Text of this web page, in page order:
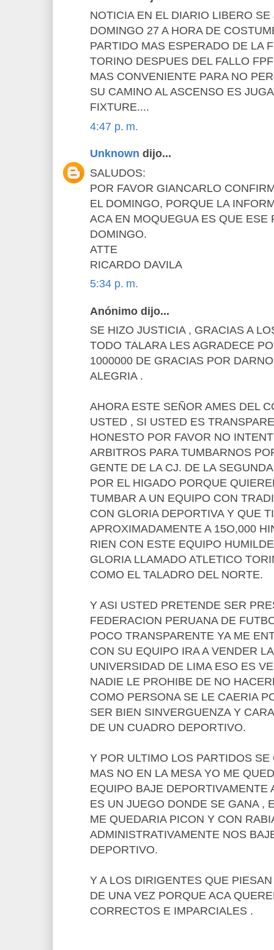
NOTICIA EN EL DIARIO LIBERO
DOMINGO 27 A HORA DE
PARTIDO MAS ESPERADO DE LA
TORINO DESPUES DEL FALLO
MAS CONVENIENTE PARA NO
SU CAMINO AL ASCENSO ES
FIXTURE....
4:47 p. m.
Unknown dijo...
SALUDOS:
POR FAVOR GIANCARLO
EL DOMINGO, PORQUE LA
ACA EN MOQUEGUA ES QUE ESE
DOMINGO.
ATTE
RICARDO DAVILA
5:34 p. m.
Anónimo dijo...
SE HIZO JUSTICIA , GRACIAS A
TODO TALARA LES AGRADECE
1000000 DE GRACIAS POR
ALEGRIA .
AHORA ESTE SEÑOR AMES DEL
USTED , SI USTED ES
HONESTO POR FAVOR NO
ARBITROS PARA TUMBARNOS
GENTE DE LA CJ. DE LA
POR EL HIGADO PORQUE
TUMBAR A UN EQUIPO CON
CON GLORIA DEPORTIVA Y QUE
APROXIMADAMENTE A 15O,000
RIEN CON ESTE EQUIPO
GLORIA LLAMADO ATLETICO
COMO EL TALADRO DEL NORTE.
Y ASI USTED PRETENDE SER
FEDERACION PERUANA DE
POCO TRANSPARENTE YA ME
CON SU EQUIPO IRA A VENDER
UNIVERSIDAD DE LIMA ESO ES
NADIE LE PROHIBE DE NO
COMO PERSONA SE LE CAERIA
SER BIEN SINVERGUENZA Y
DE UN CUADRO DEPORTIVO.
Y POR ULTIMO LOS PARTIDOS
MAS NO EN LA MESA YO ME
EQUIPO BAJE DEPORTIVAMENTE
ES UN JUEGO DONDE SE GANA ,
ME QUEDARIA PICON Y CON
ADMINISTRATIVAMENTE NOS
DEPORTIVO.
Y A LOS DIRIGENTES QUE
DE UNA VEZ PORQUE ACA
CORRECTOS E IMPARCIALES .